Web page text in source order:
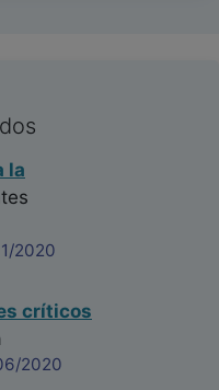
la
2020
críticos
2020